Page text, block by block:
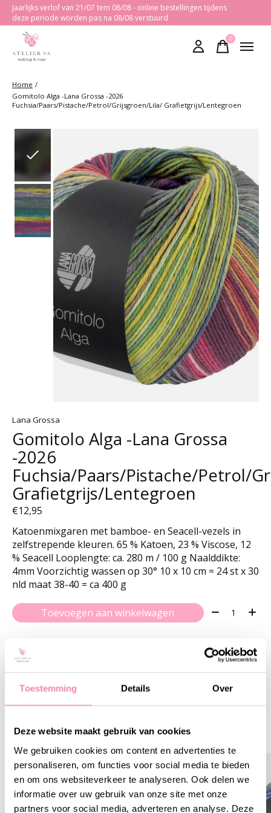
Toestemming Details Over
Deze website maakt gebruik van cookies
We gebruiken cookies om content en advertenties te
personaliseren, om functies voor social media te bieden
en om ons websiteverkeer te analyseren. Ook delen we
informatie over uw gebruik van onze site met onze
partners voor social media, adverteren en analyse. Deze
Jaarlijks verlof van 21/07 tem 08/08 - online bestellingen tijdens
deze periode worden pas na 08/08 verstuurd
0items
Home /
Gomitolo Alga -Lana Grossa -2026
Fuchsia/Paars/Pistache/Petrol/Grijsgroen/Lila/ Grafietgrijs/Lentegroen
Lana Grossa
Gomitolo Alga -Lana Grossa
-2026
Fuchsia/Paars/Pistache/Petrol/
Grafietgrijs/Lentegroen
€12,95
Katoenmixgaren met bamboe- en Seacell-vezels in
zelfstrepende kleuren. 65 % Katoen, 23 % Viscose, 12
% Seacell Looplengte: ca. 280 m / 100 g Naalddikte:
4mm Voorzichtig wassen op 30° 10 x 10 cm = 24 st x 30
nld maat 38-40 = ca 400 g
Toevoegen aan winkelwagen Aantal:
Gerelateerde producten
Carousel items